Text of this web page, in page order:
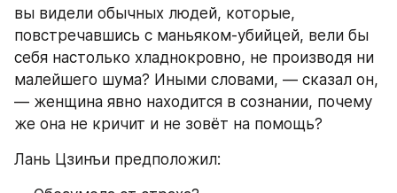
вы видели обычных людей, которые,
повстречавшись с маньяком-убийцей, вели бы
себя настолько хладнокровно, не производя ни
малейшего шума? Иными словами, — сказал он,
— женщина явно находится в сознании, почему
же она не кричит и не зовёт на помощь?
Лань Цзинъи предположил: